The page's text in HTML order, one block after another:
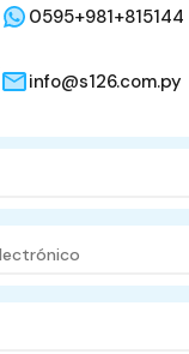
0595+981+815144
info@s126.com.py